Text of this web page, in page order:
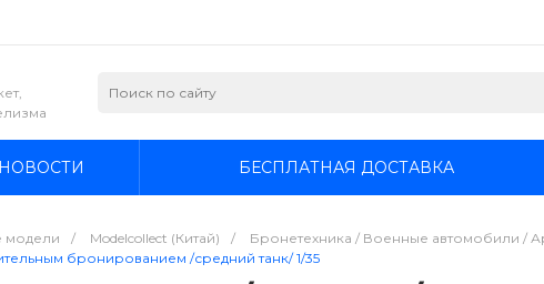
НОВОСТИ БЕСПЛАТНАЯ ДОСТАВКА
модели / Modelcollect (Китай) / Бронетехника / Военные автомобили /
бронированием /средний танк/ 1/35